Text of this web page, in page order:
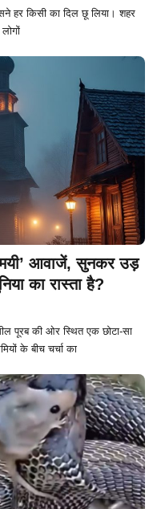
हर किसी का दिल छू लिया। शहर
आवाजें, सुनकर उड़
का रास्ता है?
पूरब की ओर स्थित एक छोटा-सा
के बीच चर्चा का